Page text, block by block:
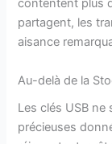
contentent plus
partagent, les
aisance
Au-delà de la
Les clés USB
précieuses